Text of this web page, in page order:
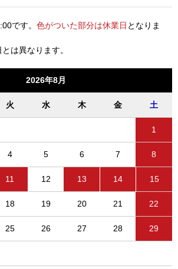
です。 色がついた部分は休業日 となりま
は異なります。
2026年8月
火 水 木 金 土
1
4 5 6 7 8
11 12 13 14 15
18 19 20 21 22
25 26 27 28 29